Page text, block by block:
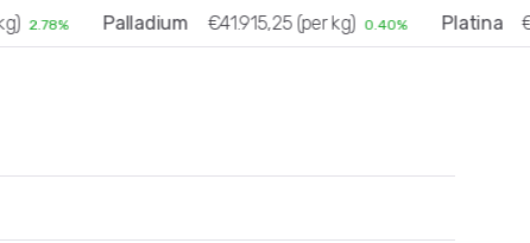
2.78% Palladium €41.915,25 (per kg) 0.40% Platina